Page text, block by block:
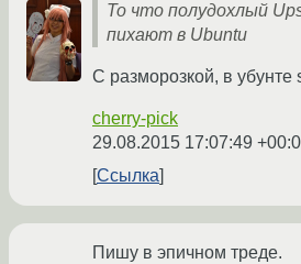
То что полудохлый
пихают в Ubuntu
С разморозкой, в убунте
cherry-pick
29.08.2015 17:07:49
Ссылка
Пишу в эпичном треде.